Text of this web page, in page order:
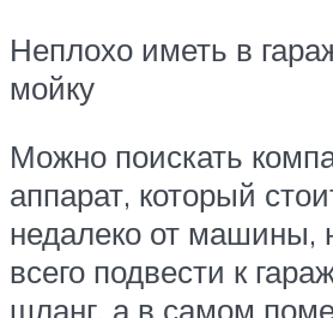
Неплохо иметь в
мойку
Можно поискать
аппарат, который
недалеко от машины,
всего подвести к
шланг, а в самом